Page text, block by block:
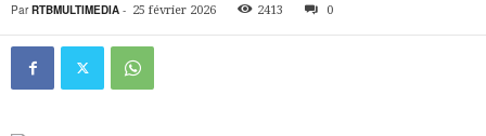
Par RTBMULTIMEDIA - 25 février 2026 2413 0